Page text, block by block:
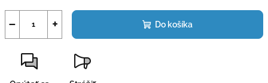
+
− Do košíka